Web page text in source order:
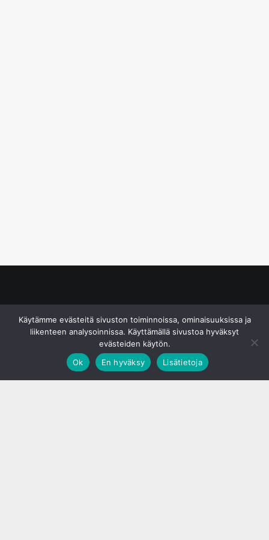
Käytämme evästeitä sivuston toiminnoissa, ominaisuuksissa ja
liikenteen analysoinnissa. Käyttämällä sivustoa hyväksyt
evästeiden käytön.
Ok
En hyväksy Lisätietoja